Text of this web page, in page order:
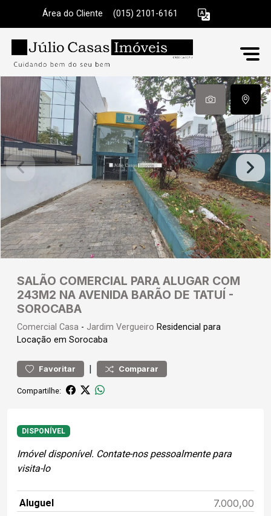
Área do Cliente (015) 2101-6161
SALÃO COMERCIAL PARA ALUGAR COM
243M2 NA AVENIDA BARÃO DE TATUÍ -
SOROCABA
Comercial Casa - Jardim Vergueiro Residencial para
Locação em Sorocaba
Favoritar | Comparar
Compartilhe:
DISPONÍVEL
Imóvel disponível. Contate-nos pessoalmente para
visita-lo
Aluguel 7.000,00